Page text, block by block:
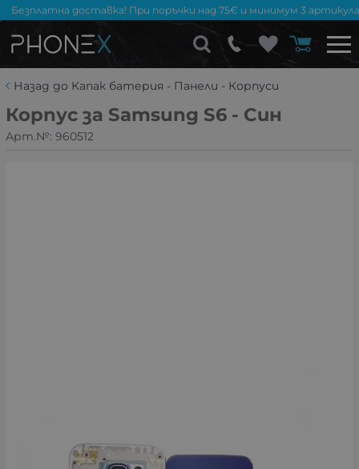
Безплатна доставка! При поръчки над 75€ и минимум 3
Назад до Капак батерия - Панели - Корпуси
Корпус за Samsung S6 - Син
Арт.№: 960512